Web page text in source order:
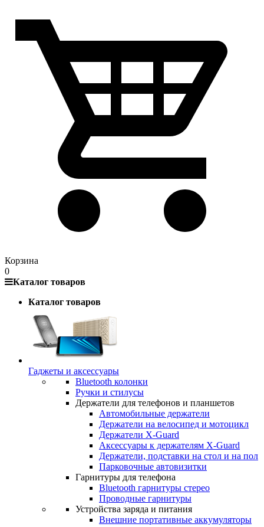
Корзина
0
Каталог товаров
Каталог товаров
Гаджеты и аксессуары
Bluetooth колонки
Ручки и стилусы
Держатели для телефонов и планшетов
Автомобильные держатели
Держатели на велосипед и мотоцикл
Держатели X-Guard
Аксессуары к держателям X-Guard
Держатели, подставки на стол и на пол
Парковочные автовизитки
Гарнитуры для телефона
Bluetooth гарнитуры стерео
Проводные гарнитуры
Устройства заряда и питания
Внешние портативные аккумуляторы